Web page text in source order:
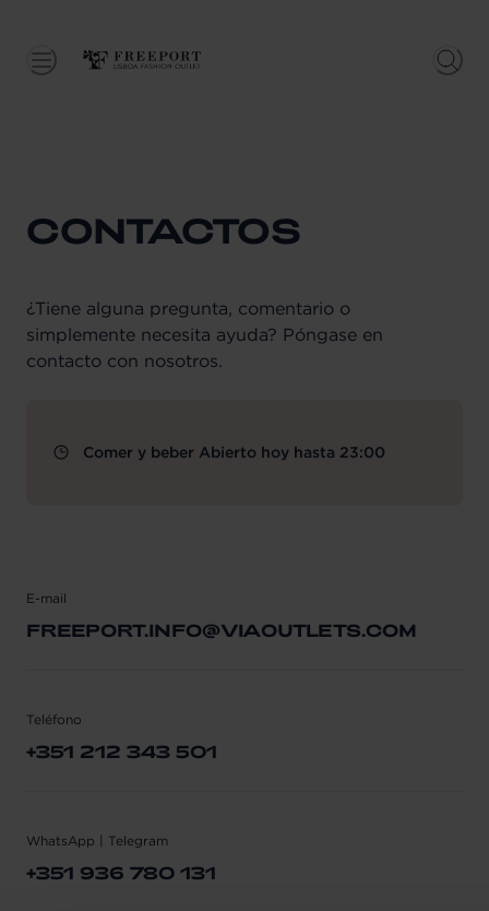
CONTACTOS
¿Tiene alguna pregunta, comentario o
simplemente necesita ayuda? Póngase en
contacto con nosotros.
Comer y beber Abierto hoy hasta 23:00
E-mail
FREEPORT.INFO@VIAOUTLETS.COM
Teléfono
+351 212 343 501
WhatsApp | Telegram
+351 936 780 131